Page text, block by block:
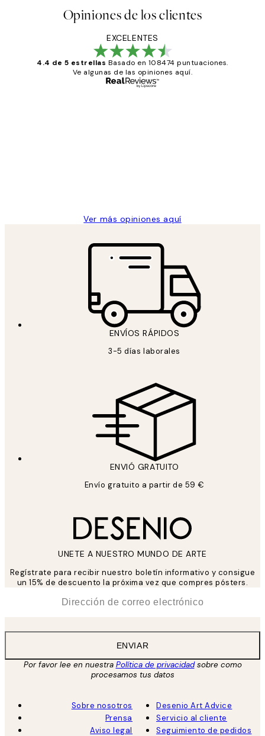
Opiniones de los clientes
EXCELENTES
4.4 de 5 estrellas Basado en 108474 puntuaciones.
Ve algunas de las opiniones aquí.
Ver más opiniones aquí
ENVÍOS RÁPIDOS
3-5 días laborales
ENVIÓ GRATUITO
Envío gratuito a partir de 59 €
UNETE A NUESTRO MUNDO DE ARTE
Regístrate para recibir nuestro boletín informativo y consigue
un 15% de descuento la próxima vez que compres pósters.
ENVIAR
Por favor lee en nuestra Política de privacidadsobre como
procesamos tus datos
Sobre nosotros
Prensa
Aviso legal
Desenio Art Advice
Servicio al cliente
Seguimiento de pedidos